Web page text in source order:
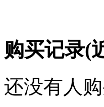
购买记录(
还没有人